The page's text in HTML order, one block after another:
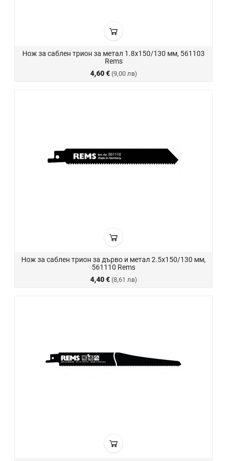
Нож за саблен трион за метал 1.8х150/130 мм, 561103
Rems
4,60 € (9,00 лв)
Нож за саблен трион за дърво и метал 2.5х150/130 мм,
561110 Rems
4,40 € (8,61 лв)